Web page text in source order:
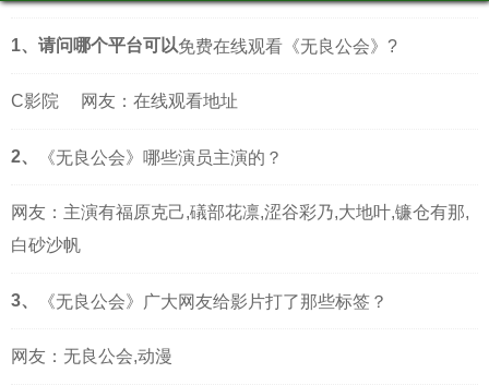
1、请问哪个平台可以免费在线观看《无良公会》?
C影院 网友：在线观看地址
2、 《无良公会》哪些演员主演的？
网友：主演有福原克己,礒部花凛,涩谷彩乃,大地叶,镰仓有那,
白砂沙帆
3、 《无良公会》广大网友给影片打了那些标签？
网友：无良公会,动漫